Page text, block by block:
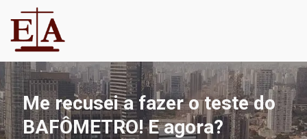
Me recusei a fazer o teste do
BAFÔMETRO! E agora?